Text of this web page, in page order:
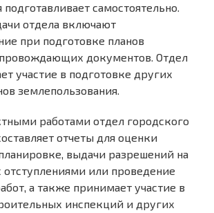
самостоятельно.
отдела включают
при подготовке планов
документов. Отдел
участие в подготовке других
землепользования.
работами отдел городского
отчеты для оценки
выдачи разрешений на
отступлениями или проведение
а также принимает участие в
инспекций и других